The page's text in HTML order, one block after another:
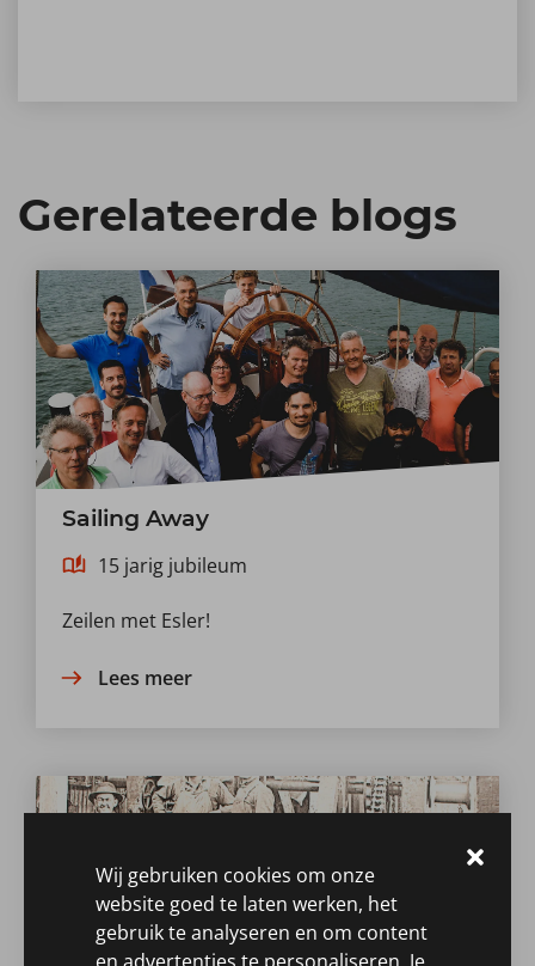
Gerelateerde blogs
Sailing Away
15 jarig jubileum
Zeilen met Esler!
Lees meer
Wij gebruiken cookies om onze
website goed te laten werken, het
gebruik te analyseren en om content
en advertenties te personaliseren. Je